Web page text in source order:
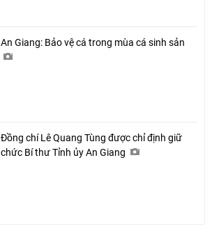
An Giang: Bảo vệ cá trong mùa cá sinh sản
Đồng chí Lê Quang Tùng được chỉ định giữ
chức Bí thư Tỉnh ủy An Giang